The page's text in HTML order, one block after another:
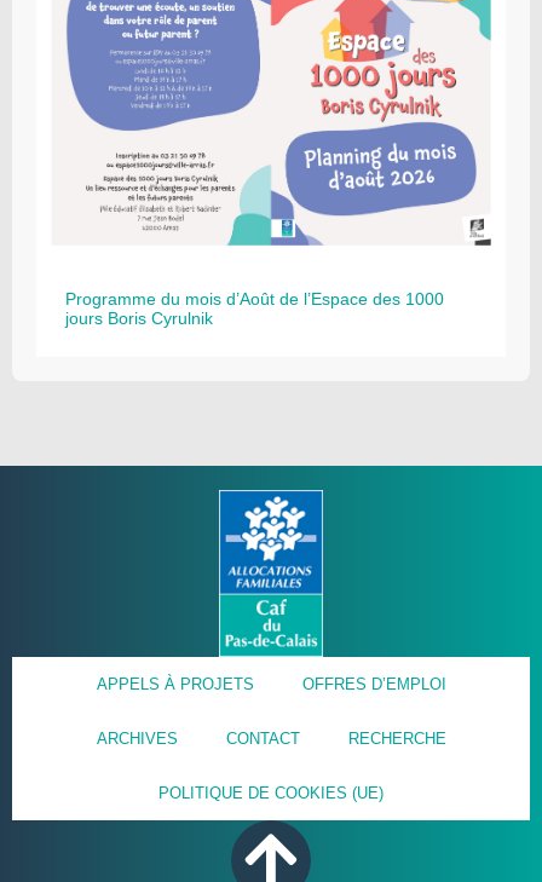
Programme du mois d’Août de l’Espace des 1000
jours Boris Cyrulnik
APPELS À PROJETS OFFRES D’EMPLOI
ARCHIVES CONTACT RECHERCHE
POLITIQUE DE COOKIES (UE)